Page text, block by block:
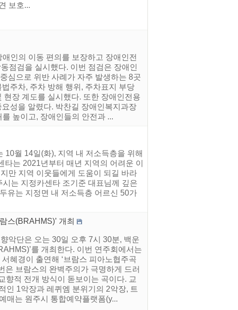
보호...
인의 이동 편의를 보장하고 장애인전
점검을 실시했다. 이번 점검은 장애인
심으로 위반 사례가 자주 발생하는 8곳
주차, 주차 방해 행위, 주차표지 부당
장 계도를 실시했다. 또한 장애인전용
성을 알렸다. 박찬길 장애인복지과장
높이고, 장애인들의 안전과 ...
월 14일(화), 지역 내 저소득층을 위해
는 2021년부터 매년 지역의 어려운 이
만 지역 이웃들에게 도움이 되길 바라
는 지정카센타 조기준 대표님께 깊은
유는 지정면 내 저소득층 어르신 50가
스(BRAHMS)’ 개최
악단은 오는 30일 오후 7시 30분, 백운
를 개최한다. 이번 연주회에서는
혜경이 출연해 ‘브람스 피아노협주곡
은 브람스의 완벽주의가 극명하게 드러
향적 전개 방식이 돋보이는 곡이다. 교
인 1악장과 레퀴엠 분위기의 2악장, 트
매는 원주시 통합예약플랫폼(y...